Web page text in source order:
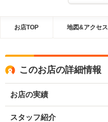
お店TOP 地図&アクセス
このお店の詳細情報
お店の実績
スタッフ紹介